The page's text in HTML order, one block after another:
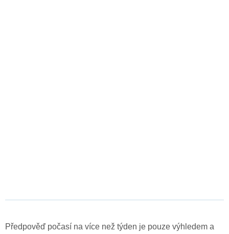
Předpověď počasí na více než týden je pouze výhledem a